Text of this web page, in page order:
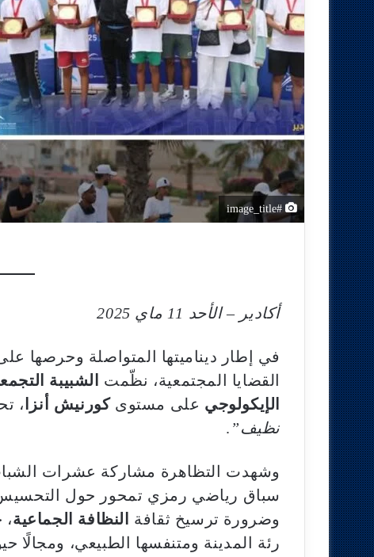
#image_title
أكادير – الأحد 11 ماي 2025
في إطار ديناميتها المتواصلة وحرصها
القضايا المجتمعية، نظّمت
الشبيبة
الإيكولوجي على مستوىكورنيش أنزا ،
نظيف” .
وشهدت التظاهرة مشاركة عشرات
سباق رياضي رمزي تمحور حول
وضرورة ترسيخ ثقافة
النظافة الجماعية
رئة المدينة ومتنفسها الطبيعي، ومجالًا